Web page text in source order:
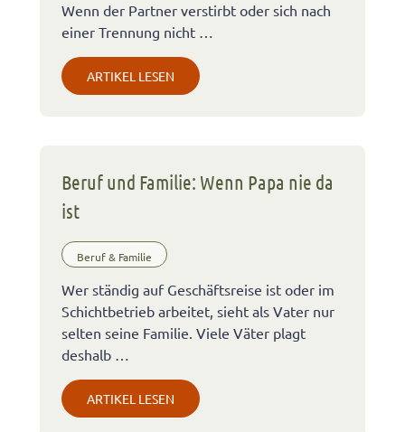
Wenn der Partner verstirbt oder sich nach
einer Trennung nicht …
ARTIKEL LESEN
Beruf und Familie: Wenn Papa nie da
ist
Beruf & Familie
Wer ständig auf Geschäftsreise ist oder im
Schichtbetrieb arbeitet, sieht als Vater nur
selten seine Familie. Viele Väter plagt
deshalb …
ARTIKEL LESEN